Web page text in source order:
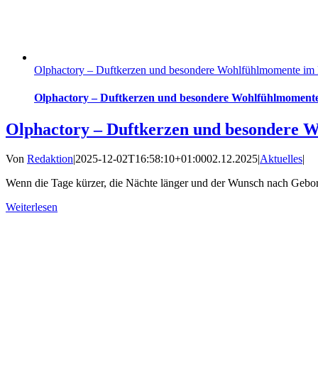
Olphactory – Duftkerzen und besondere Wohlfühlmomente im
Olphactory – Duftkerzen und besondere
Olphactory – Duftkerzen und besondere
Von Redaktion|2025-12-02T16:58:10+01:0002.12.2025|Aktuelles|
Wenn die Tage kürzer, die Nächte länger und der Wunsch nach
Weiterlesen